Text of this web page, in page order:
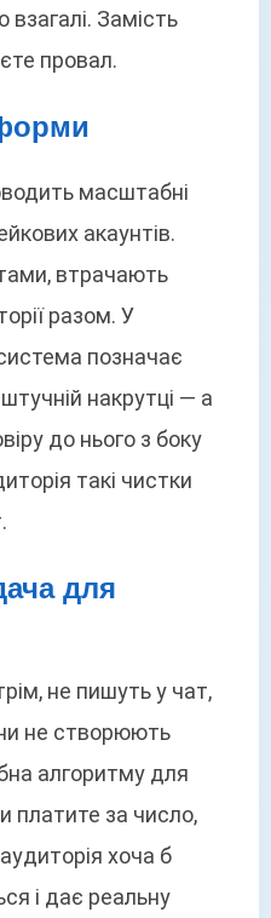
взагалі. Замість
провал.
масштабні
акаунтів.
втрачають
разом. У
позначає
накрутці — а
до нього з боку
такі чистки
для
не пишуть у чат,
не створюють
алгоритму для
платите за число,
хоча б
і дає реальну